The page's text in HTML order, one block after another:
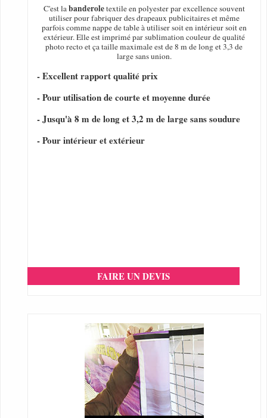
C'est labanderoletextile en polyester par excellence souvent
utiliser pour fabriquer des drapeaux publicitaires et même
parfois comme nappe de table à utiliser soit en intérieur soit en
extérieur. Elle est imprimé par sublimation couleur de qualité
photo recto et ça taille maximale est de 8 m de long et 3,3 de
large sans union.
- Excellent rapport qualité prix
- Pour utilisation de courte et moyenne durée
- Jusqu'à 8 m de long et 3,2 m de large sans soudure
- Pour intérieur et extérieur
FAIRE UN DEVIS